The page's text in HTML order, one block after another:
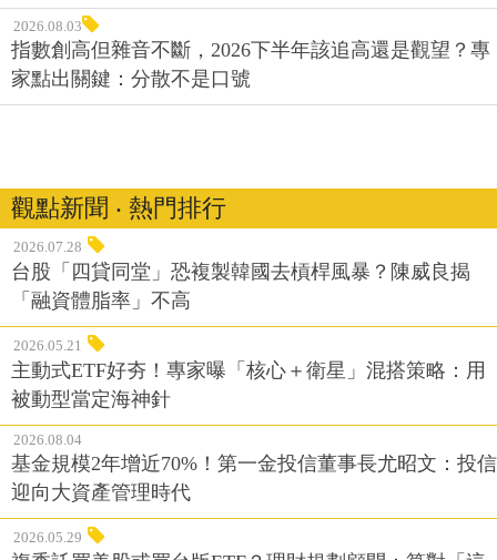
2026.08.03
指數創高但雜音不斷，2026下半年該追高還是觀望？專
家點出關鍵：分散不是口號
觀點新聞 ‧ 熱門排行
2026.07.28
台股「四貸同堂」恐複製韓國去槓桿風暴？陳威良揭
「融資體脂率」不高
2026.05.21
主動式ETF好夯！專家曝「核心＋衛星」混搭策略：用
被動型當定海神針
2026.08.04
基金規模2年增近70%！第一金投信董事長尤昭文：投信
迎向大資產管理時代
2026.05.29